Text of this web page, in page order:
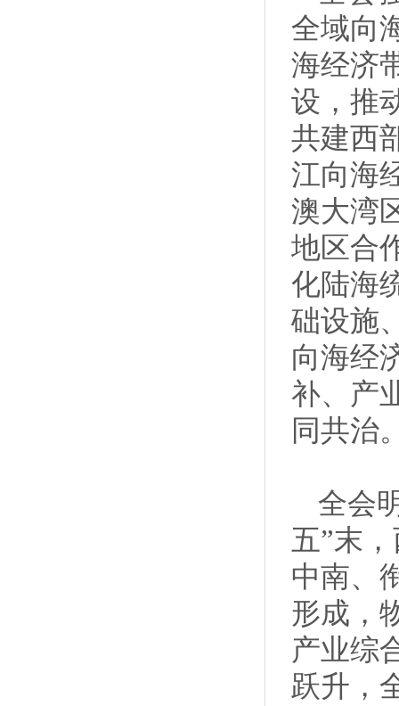
全域向
海经济
设，推
共建西
江向海
澳大湾
地区合
化陆海
础设施
向海经
补、产
同共治
全会
五”末
中南、
形成，
产业综
跃升，